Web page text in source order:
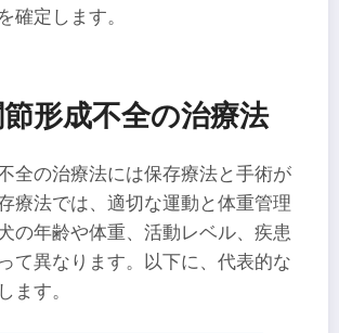
確定します。
形成不全の治療法
全の治療法には保存療法と手術が
療法では、適切な運動と体重管理
の年齢や体重、活動レベル、疾患
て異なります。以下に、代表的な
ます。